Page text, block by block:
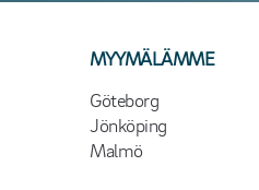
MYYMÄLÄMME
Göteborg
Jönköping
Malmö